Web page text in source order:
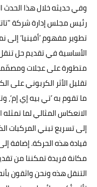
وفي حديثه خلال هذا الحدث
رئيس مجلس إدارة شركة
تطوير مفهوم ’أفينيا‘ إلى
الأساسية في تقديم حل
متطورة على عجلات
تقليل الأثر الكربوني على
ما تقوم به ’تي بيه إي إم‘،
الانعكاس المثالي لما
إلى تسريع تبني المركبات
قيادة هذه الحركة. إضافة
مكانة فريدة تمكننا من
التنقل هذه ونحن واثقون